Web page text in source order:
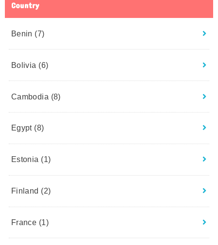
Country
Benin (7)
Bolivia (6)
Cambodia (8)
Egypt (8)
Estonia (1)
Finland (2)
France (1)